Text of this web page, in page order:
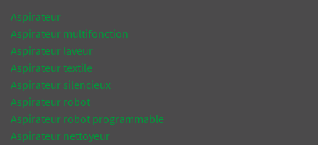
Aspirateur
Aspirateur multifonction
Aspirateur laveur
Aspirateur textile
Aspirateur silencieux
Aspirateur robot
Aspirateur robot programmable
Aspirateur nettoyeur